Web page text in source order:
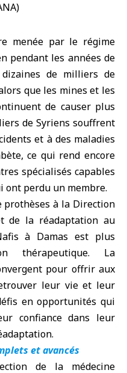
menée par le régime
pendant les années de
de milliers de
que les mines et les
de causer plus
de Syriens souffrent
et à des maladies
ce qui rend encore
spécialisés capables
ont perdu un membre.
prothèsesà la Direction
de la réadaptation au
à Damas est plus
thérapeutique. La
pour offrir aux
leur vie et leur
en opportunités qui
confiance dans leur
et avancés
de la médecine